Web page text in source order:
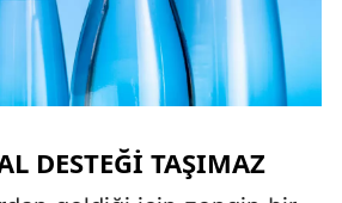
DESTEĞI TAŞIMAZ